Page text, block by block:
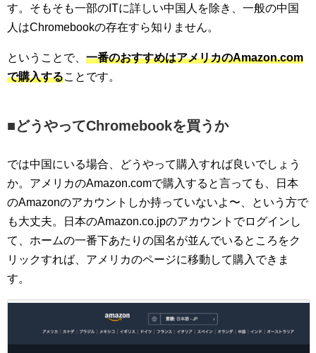
す。そもそも一部のITに詳しい中国人を除き、一般の中国
人はChromebookの存在すら知りません。
ということで、 一番のおすすめはアメリカのAmazon.com
で購入することです。
■どうやってChromebookを買うか
では中国にいる場合、どうやって購入すれば良いでしょう
か。アメリカのAmazon.comで購入すると言っても、日本
のAmazonのアカウントしか持っていないよ〜、という方で
も大丈夫。日本のAmazon.co.jpのアカウントでログインし
て、ホームの一番下あたりの国名が並んでいるところをク
リックすれば、アメリカのページに移動して購入できま
す。